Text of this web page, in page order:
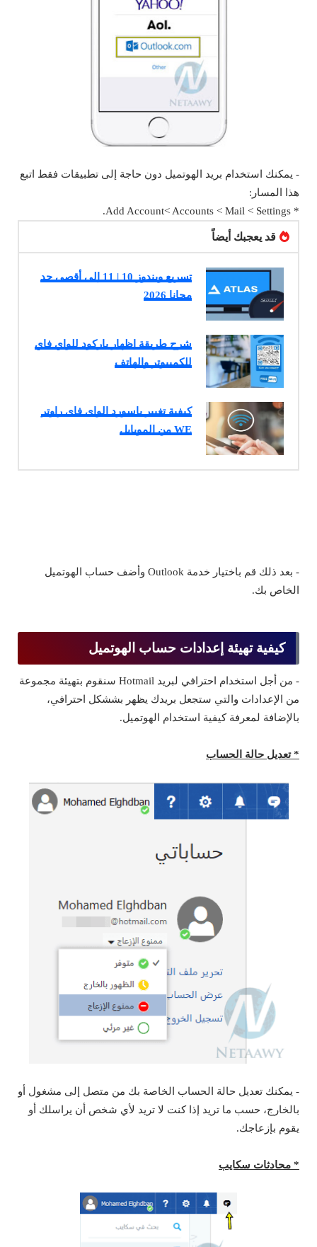
- يمكنك استخدام بريد الهوتميل دون حاجة إلى تطبيقات فقط اتبع
هذا المسار:
* Add Account< Accounts < Mail < Settings.
قد يعجبك أيضاً
تسريع ويندوز 10 | 11 إلى أقصى حد
مجانا 2026
شرح طريقة إظهار باركود للواي فاي
للكمبيوتر والهاتف
كيفية تغيير باسورد الواى فاى راوتر
WE من الموبايل
- بعد ذلك قم باختيار خدمة Outlook وأضف حساب الهوتميل
الخاص بك.
كيفية تهيئة إعدادات حساب الهوتميل
- من أجل استخدام احترافي لبريد Hotmail سنقوم بتهيئة مجموعة
من الإعدادات والتي ستجعل بريدك يظهر بششكل احترافي،
بالإضافة لمعرفة كيفية استخدام الهوتميل.
* تعديل حالة الحساب
- يمكنك تعديل حالة الحساب الخاصة بك من متصل إلى مشغول أو
بالخارج، حسب ما تريد إذا كنت لا تريد لأي شخص أن يراسلك أو
يقوم بإزعاجك.
* محادثات سكايب